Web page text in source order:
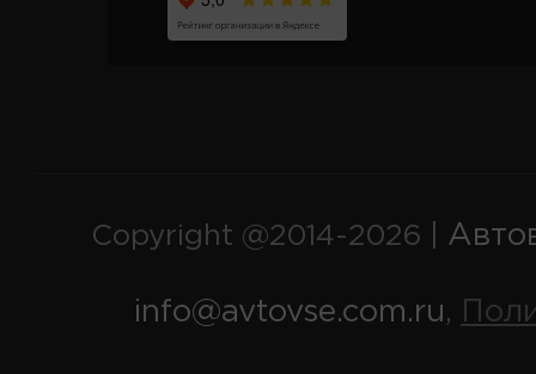
Copyright @2014-2026 |
info@avtovse.com.ru,